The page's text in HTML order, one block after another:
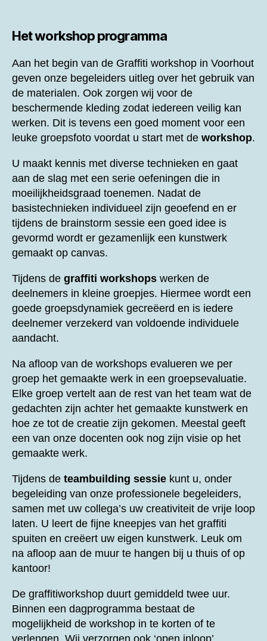
Het workshop programma
Aan het begin van de Graffiti workshop in Voorhout
geven onze begeleiders uitleg over het gebruik van
de materialen. Ook zorgen wij voor de
beschermende kleding zodat iedereen veilig kan
werken. Dit is tevens een goed moment voor een
leuke groepsfoto voordat u start met de workshop.
U maakt kennis met diverse technieken en gaat
aan de slag met een serie oefeningen die in
moeilijkheidsgraad toenemen. Nadat de
basistechnieken individueel zijn geoefend en er
tijdens de brainstorm sessie een goed idee is
gevormd wordt er gezamenlijk een kunstwerk
gemaakt op canvas.
Tijdens de graffiti workshops werken de
deelnemers in kleine groepjes. Hiermee wordt een
goede groepsdynamiek gecreëerd en is iedere
deelnemer verzekerd van voldoende individuele
aandacht.
Na afloop van de workshops evalueren we per
groep het gemaakte werk in een groepsevaluatie.
Elke groep vertelt aan de rest van het team wat de
gedachten zijn achter het gemaakte kunstwerk en
hoe ze tot de creatie zijn gekomen. Meestal geeft
een van onze docenten ook nog zijn visie op het
gemaakte werk.
Tijdens de teambuilding sessie kunt u, onder
begeleiding van onze professionele begeleiders,
samen met uw collega’s uw creativiteit de vrije loop
laten. U leert de fijne kneepjes van het graffiti
spuiten en creëert uw eigen kunstwerk. Leuk om
na afloop aan de muur te hangen bij u thuis of op
kantoor!
De graffitiworkshop duurt gemiddeld twee uur.
Binnen een dagprogramma bestaat de
mogelijkheid de workshop in te korten of te